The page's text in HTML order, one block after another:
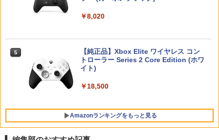
【楽天ブックス限定特典】ドンキーコン
グ バナンザ(「スーパーマリオ」ステッ
【中古】ファイナルファンタジーVII リ
グ・ゲーム
￥2,500
ステーション5ソフト／ロールプレイン
グ・ゲーム
￥2,500
ンシリーズ ※大量購入時には納期にお時
間がかかる場合があります
Switch2 ケース レザーケース スイッチ2
Nintendo 対応 スイッチ スイッチツー
シンプル ミニマル PUレザー 革 カバー
ポーチ ストラップ付属 オシャレ ソフト
￥3,480
5
最終楽章 響け！ユーフォニアム 前編 (通
常版)【Blu-ray】 [ (アニメーション) ]
ニンテンドープリペイド番号 5000円|オ
ンラインコード版
￥5,000
ZCT2J01)
【純正品】DualSense ワイヤレスコン
￥8,020
5
【純正品】Xbox Elite ワイヤレス コン
トローラー Series 2 Core Edition (ホワ
イト)
￥18,500
Amazonランキングをもっと見る